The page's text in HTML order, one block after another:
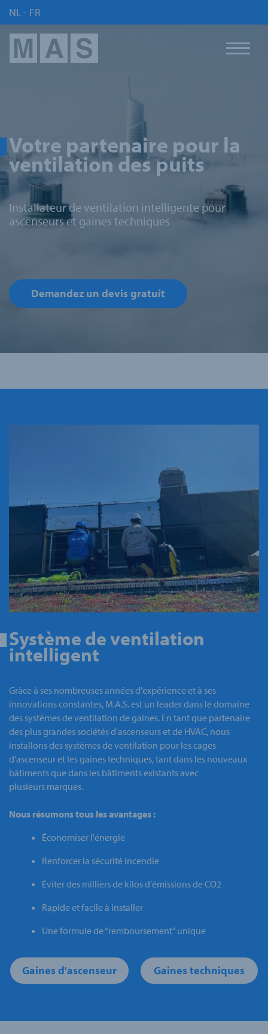
NL - FR
Votre partenaire pour la
ventilation des puits
Installateur de ventilation intelligente pour
ascenseurs et gaines techniques
Demandez un devis gratuit
Système de ventilation
intelligent
Grâce à ses nombreuses années d'expérience et à ses
innovations constantes, M.A.S. est un leader dans le domaine
des systèmes de ventilation de gaines. En tant que partenaire
des plus grandes sociétés d'ascenseurs et de HVAC, nous
installons des systèmes de ventilation pour les cages
d'ascenseur et les gaines techniques, tant dans les nouveaux
bâtiments que dans les bâtiments existants avec
plusieurs marques.
Nous résumons tous les avantages :
Économiser l'énergie
Renforcer la sécurité incendie
Éviter des milliers de kilos d'émissions de CO2
Rapide et facile à installer
Une formule de “remboursement” unique
Gaines d'ascenseur Gaines techniques